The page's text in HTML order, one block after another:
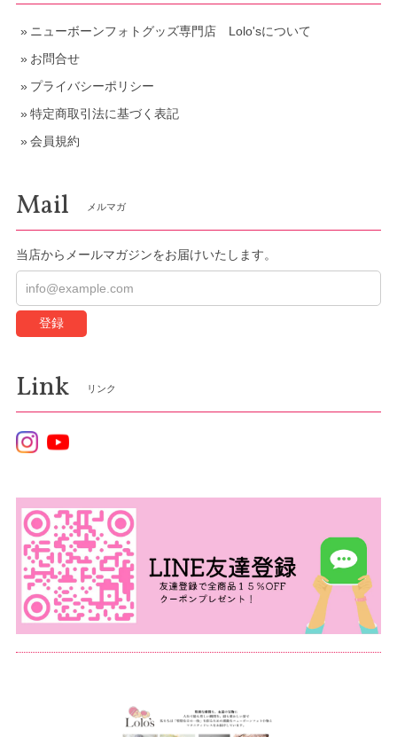
ニューボーンフォトグッズ専門店 Lolo'sについて
お問合せ
プライバシーポリシー
特定商取引法に基づく表記
会員規約
Mail メルマガ
当店からメールマガジンをお届けいたします。
登録
Link リンク